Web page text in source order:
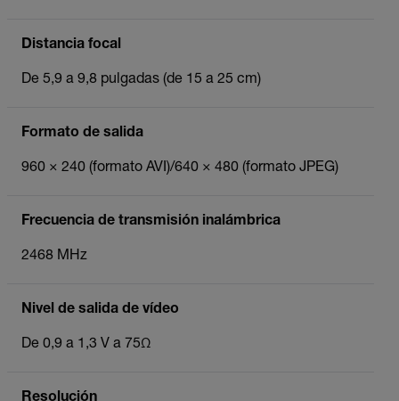
Distancia focal
De 5,9 a 9,8 pulgadas (de 15 a 25 cm)
Formato de salida
960 × 240 (formato AVI)/640 × 480 (formato JPEG)
Frecuencia de transmisión inalámbrica
2468 MHz
Nivel de salida de vídeo
De 0,9 a 1,3 V a 75Ω
Resolución